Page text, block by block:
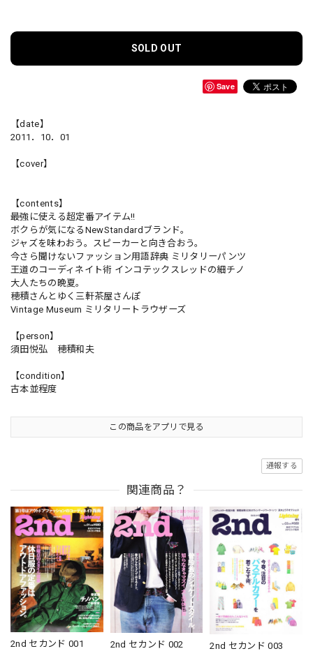
SOLD OUT
Save
【date】
2011．10．01
【cover】
【contents】
最強に使える超定番アイテム!!
ボクらが気になるNewStandardブランド。
ジャズを味わおう。スピーカーと向き合おう。
今さら聞けないファッション用語辞典 ミリタリーパンツ
王道のコーディネイト術 インコテックスレッドの細チノ
大人たちの晩夏。
穂積さんとゆく三軒茶屋さんぽ
Vintage Museum ミリタリートラウザーズ
【person】
須田悦弘 穂積和夫
【condition】
古本並程度
この商品をアプリで見る
通報する
関連商品？
2nd セカンド 001 2nd セカンド 002 2nd セカンド 003